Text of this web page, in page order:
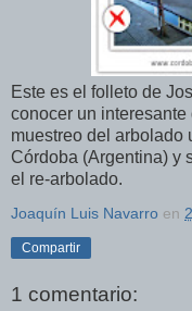
Este es el folleto de
conocer un
muestreo del arbolado
Córdoba (Argentina) y
el re-arbolado.
Joaquín Luis Navarro en
Compartir
1 comentario: